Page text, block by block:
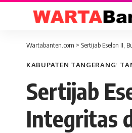
Wartabanten.com > Sertijab Eselon II,
KABUPATEN TANGERANG
Sertijab
Integritas